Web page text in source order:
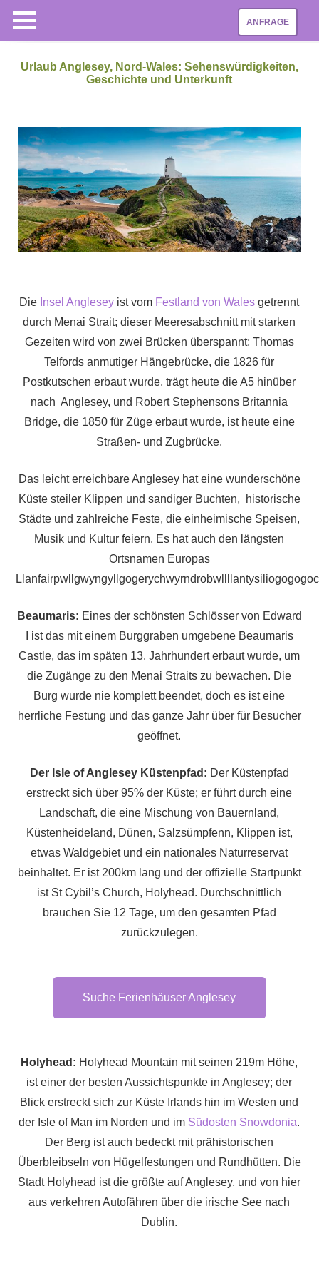
ANFRAGE
Urlaub Anglesey, Nord-Wales: Sehenswürdigkeiten,
Geschichte und Unterkunft
Die Insel Anglesey ist vom Festland von Wales getrennt
durch Menai Strait; dieser Meeresabschnitt mit starken
Gezeiten wird von zwei Brücken überspannt; Thomas
Telfords anmutiger Hängebrücke, die 1826 für
Postkutschen erbaut wurde, trägt heute die A5 hinüber
nach Anglesey, und Robert Stephensons Britannia
Bridge, die 1850 für Züge erbaut wurde, ist heute eine
Straßen- und Zugbrücke.
Das leicht erreichbare Anglesey hat eine wunderschöne
Küste steiler Klippen und sandiger Buchten, historische
Städte und zahlreiche Feste, die einheimische Speisen,
Musik und Kultur feiern. Es hat auch den längsten
Ortsnamen Europas
Beaumaris: Eines der schönsten Schlösser von Edward
I ist das mit einem Burggraben umgebene Beaumaris
Castle, das im späten 13. Jahrhundert erbaut wurde, um
die Zugänge zu den Menai Straits zu bewachen. Die
Burg wurde nie komplett beendet, doch es ist eine
herrliche Festung und das ganze Jahr über für Besucher
geöffnet.
Der Isle of Anglesey Küstenpfad: Der Küstenpfad
erstreckt sich über 95% der Küste; er führt durch eine
Landschaft, die eine Mischung von Bauernland,
Küstenheideland, Dünen, Salzsümpfenn, Klippen ist,
etwas Waldgebiet und ein nationales Naturreservat
beinhaltet. Er ist 200km lang und der offizielle Startpunkt
ist St Cybil’s Church, Holyhead. Durchschnittlich
brauchen Sie 12 Tage, um den gesamten Pfad
zurückzulegen.
Suche Ferienhäuser Anglesey
Holyhead: Holyhead Mountain mit seinen 219m Höhe,
ist einer der besten Aussichtspunkte in Anglesey; der
Blick erstreckt sich zur Küste Irlands hin im Westen und
der Isle of Man im Norden und im Südosten Snowdonia.
Der Berg ist auch bedeckt mit prähistorischen
Überbleibseln von Hügelfestungen und Rundhütten. Die
Stadt Holyhead ist die größte auf Anglesey, und von hier
aus verkehren Autofähren über die irische See nach
Dublin.